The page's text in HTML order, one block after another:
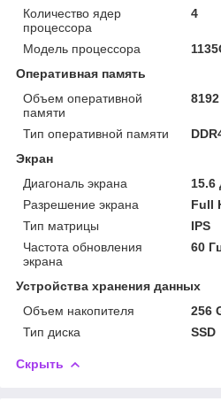
Количество ядер
процессора
4
Модель процессора
Оперативная память
Объем оперативной
памяти
Тип оперативной памяти
Экран
Диагональ экрана
Разрешение экрана
Full
Тип матрицы
IPS
Частота обновления
экрана
60
Устройства хранения данных
Объем накопителя
256
Тип диска
SSD
Скрыть